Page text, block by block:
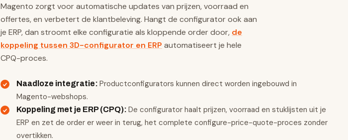
Magento zorgt voor automatische updates van prijzen, voorraad en
offertes, en verbetert de klantbeleving. Hangt de configurator ook aan
je ERP, dan stroomt elke configuratie als kloppende order door, de
koppeling tussen 3D-configurator en ERP automatiseert je hele
CPQ-proces.
Naadloze integratie:Productconfigurators kunnen direct worden ingebouwd in
Magento-webshops.
Koppeling met je ERP (CPQ):De configurator haalt prijzen, voorraad en stuklijsten uit je
ERP en zet de order er weer in terug, het complete configure-price-quote-proces zonder
overtikken.